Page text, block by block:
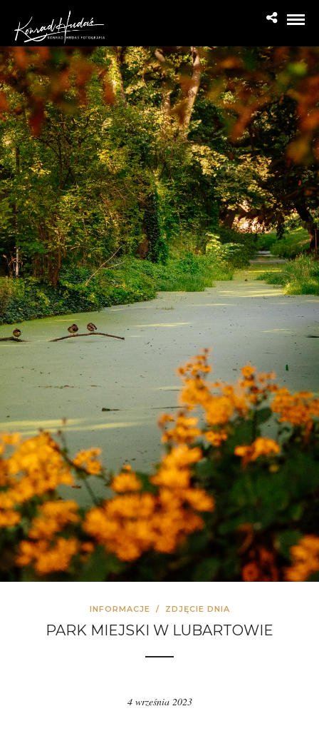
INFORMACJE / ZDJĘCIE DNIA
PARK MIEJSKI W LUBARTOWIE
4 września 2023